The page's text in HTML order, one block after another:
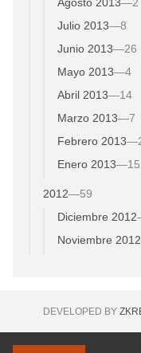
Julio 2013—8
Junio 2013—26
Mayo 2013—4
Abril 2013—14
Marzo 2013—7
Febrero 2013—
Enero 2013—15
2012—59
Diciembre 2012
Noviembre 2012
DEVELOPED BY